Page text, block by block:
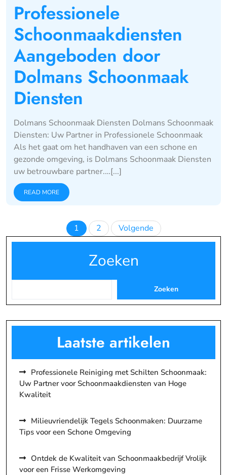
Professionele
Schoonmaakdiensten
Aangeboden door
Dolmans Schoonmaak
Diensten
Dolmans Schoonmaak Diensten Dolmans Schoonmaak
Diensten: Uw Partner in Professionele Schoonmaak
Als het gaat om het handhaven van een schone en
gezonde omgeving, is Dolmans Schoonmaak Diensten
uw betrouwbare partner.…[...]
READ MORE
Berichten
paginering
1 2 Volgende
Zoeken
Zoeken
Laatste artikelen
Professionele Reiniging met Schilten Schoonmaak:
Uw Partner voor Schoonmaakdiensten van Hoge
Kwaliteit
Milieuvriendelijk Tegels Schoonmaken: Duurzame
Tips voor een Schone Omgeving
Ontdek de Kwaliteit van Schoonmaakbedrijf Vrolijk
voor een Frisse Werkomgeving